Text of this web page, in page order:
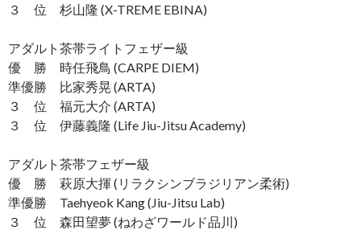
３ 位 杉山隆 (X-TREME EBINA)
アダルト茶帯ライトフェザー級
優 勝 時任飛鳥 (CARPE DIEM)
準優勝 比家秀晃 (ARTA)
３ 位 福元大介 (ARTA)
３ 位 伊藤義隆 (Life Jiu-Jitsu Academy)
アダルト茶帯フェザー級
優 勝 萩原大揮 (リラクシンブラジリアン柔術)
準優勝 Taehyeok Kang (Jiu-Jitsu Lab)
３ 位 森田望夢 (ねわざワールド品川)